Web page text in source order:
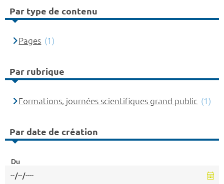
Par type de contenu
Pages (1)
Par rubrique
Formations, journées scientifiques grand public (1)
Par date de création
Du